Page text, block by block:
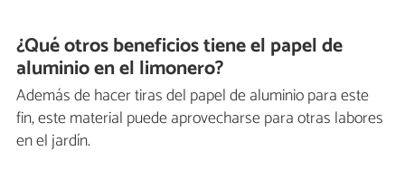
¿Qué otros beneficios tiene el papel de
aluminio en el limonero?
Además de hacer tiras del papel de aluminio para este
fin, este material puede aprovecharse para otras labores
en el jardín.